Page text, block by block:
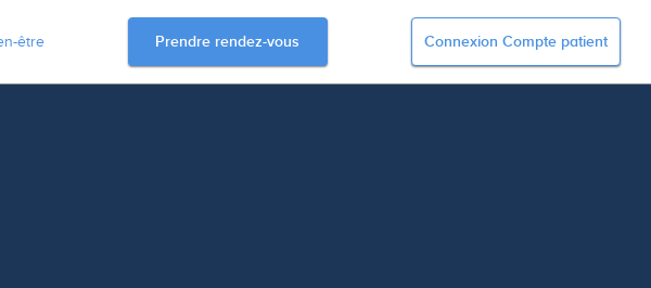
être Prendre rendez-vous Connexion Compte patient